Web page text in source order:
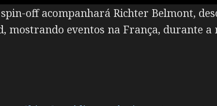
off acompanhará Richter Belmont,
mostrando eventos na França, durante a